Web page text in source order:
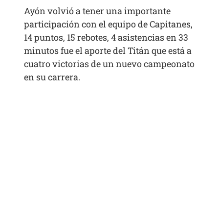
Ayón volvió a tener una importante
participación con el equipo de Capitanes,
14 puntos, 15 rebotes, 4 asistencias en 33
minutos fue el aporte del Titán que está a
cuatro victorias de un nuevo campeonato
en su carrera.